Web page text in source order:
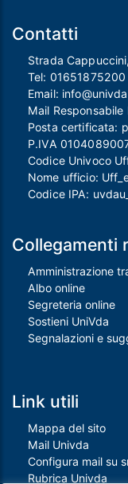
Contatti
Strada
Tel: 01651875200
Email:
Mail
Posta certificata:
P.IVA
Codice Univoco
Nome ufficio:
Codice IPA:
Collegamenti
Amministrazione
Albo online
Segreteria online
Sostieni UniVda
Segnalazioni e
Link utili
Mappa del sito
Mail Univda
Configura mail su
Rubrica Univda